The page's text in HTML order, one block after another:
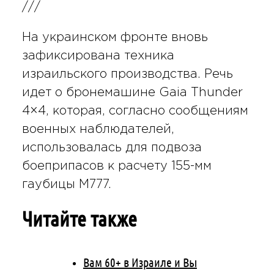
///
На украинском фронте вновь
зафиксирована техника
израильского производства. Речь
идет о бронемашине Gaia Thunder
4×4, которая, согласно сообщениям
военных наблюдателей,
использовалась для подвоза
боеприпасов к расчету 155-мм
гаубицы M777.
Читайте также
Вам 60+ в Израиле и Вы